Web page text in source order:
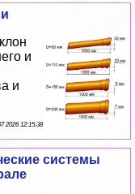
и
и
2026 12:15:38
системы